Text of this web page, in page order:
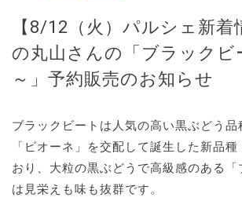
【8/12（火）パルシェ新着
の丸山さんの「ブラックビ
～」予約販売のお知らせ
ブラックビートは人気の高い黒ぶどう品
「ピオーネ」を交配して誕生した新品
おり、大粒の黒ぶどうで高級感のある「
は見栄えも味も抜群です。